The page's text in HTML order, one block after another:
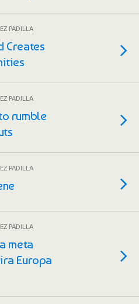
PADILLA
Creates
PADILLA
rumble
PADILLA
PADILLA
meta
Europa